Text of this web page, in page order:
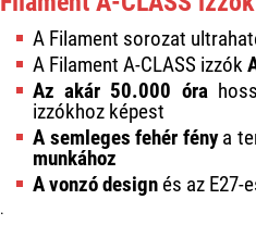
A Filament sorozat
A Filament A-CLASS izzók
Az akár 50.000 óra
izzókhoz képest
A semleges fehér fénya
munkához
A vonzó design és az E27-
.